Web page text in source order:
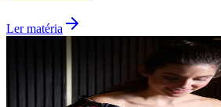
Ler matéria